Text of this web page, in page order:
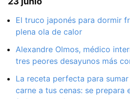
El truco japonés para dormir
plena ola de calor
Alexandre Olmos, médico
tres peores desayunos más
La receta perfecta para
carne a tus cenas: se prepara